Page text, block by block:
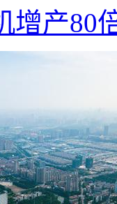
增产80